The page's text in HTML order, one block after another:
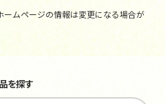
ムページの情報は変更になる場合が
を探す